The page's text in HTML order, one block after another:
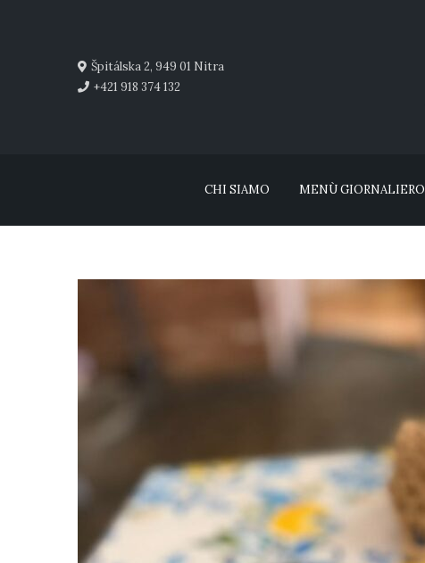
Špitálska 2, 949 01 Nitra
+421 918 374 132
CHI SIAMO MENÙ GIORNALIERO